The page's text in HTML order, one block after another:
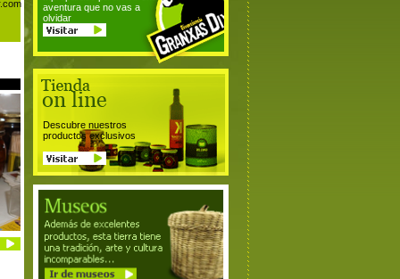
aventura que no vas a
olvidar
Descubre nuestros
productos exclusivos